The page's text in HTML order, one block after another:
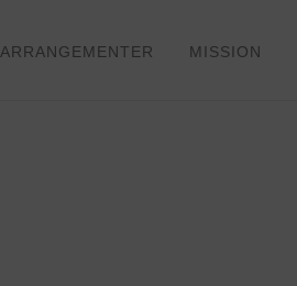
ARRANGEMENTER MISSION